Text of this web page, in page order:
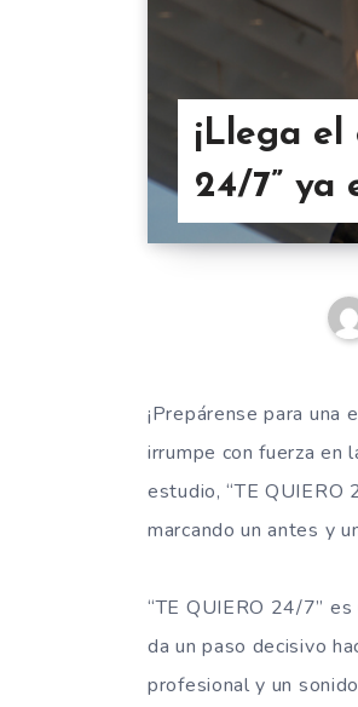
¡Llega el
24/7” ya
¡Prepárense para
irrumpe con fuerza en
estudio, “TE QUIERO
marcando un antes y
“TE QUIERO 24/7”
da un paso decisivo
profesional y un